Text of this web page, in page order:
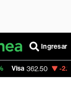
Ingresar
-2.15%